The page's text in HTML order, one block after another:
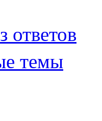
ответов
темы